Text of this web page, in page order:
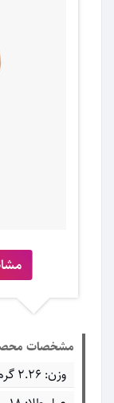
مشخصات
وزن: ۲.۲۶ گرم (در وزن های بالاتر نیز موجود است)